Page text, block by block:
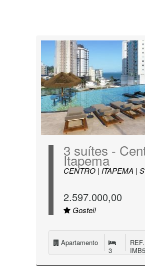
3 suítes -
Itapema
CENTRO | ITAPEMA |
2.597.000,00
Gostei!
Apartamento
3